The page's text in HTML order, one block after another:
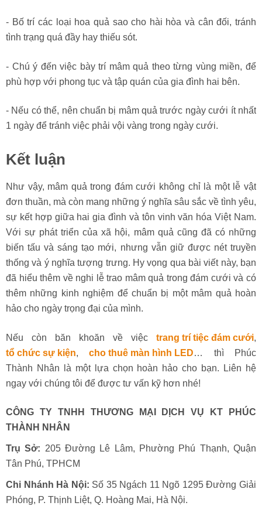
- Bố trí các loại hoa quả sao cho hài hòa và cân đối, tránh
tình trạng quá đầy hay thiếu sót.
- Chú ý đến việc bày trí mâm quả theo từng vùng miền, để
phù hợp với phong tục và tập quán của gia đình hai bên.
- Nếu có thể, nên chuẩn bị mâm quả trước ngày cưới ít nhất
1 ngày để tránh việc phải vội vàng trong ngày cưới.
Kết luận
Như vậy, mâm quả trong đám cưới không chỉ là một lễ vật
đơn thuần, mà còn mang những ý nghĩa sâu sắc về tình yêu,
sự kết hợp giữa hai gia đình và tôn vinh văn hóa Việt Nam.
Với sự phát triển của xã hội, mâm quả cũng đã có những
biến tấu và sáng tạo mới, nhưng vẫn giữ được nét truyền
thống và ý nghĩa tượng trưng. Hy vọng qua bài viết này, bạn
đã hiểu thêm về nghi lễ trao mâm quả trong đám cưới và có
thêm những kinh nghiệm để chuẩn bị một mâm quả hoàn
hảo cho ngày trọng đại của mình.
Nếu còn băn khoăn về việc trang trí tiệc đám cưới,
tổ chức sự kiện,cho thuê màn hình LED… thì Phúc
Thành Nhân là một lựa chọn hoàn hảo cho bạn. Liên hệ
ngay với chúng tôi để được tư vấn kỹ hơn nhé!
CÔNG TY TNHH THƯƠNG MẠI DỊCH VỤ KT PHÚC
THÀNH NHÂN
Trụ Sở: 205 Đường Lê Lâm, Phường Phú Thạnh, Quận
Tân Phú, TPHCM
Chi Nhánh Hà Nội: Số 35 Ngách 11 Ngõ 1295 Đường Giải
Phóng, P. Thịnh Liệt, Q. Hoàng Mai, Hà Nội.